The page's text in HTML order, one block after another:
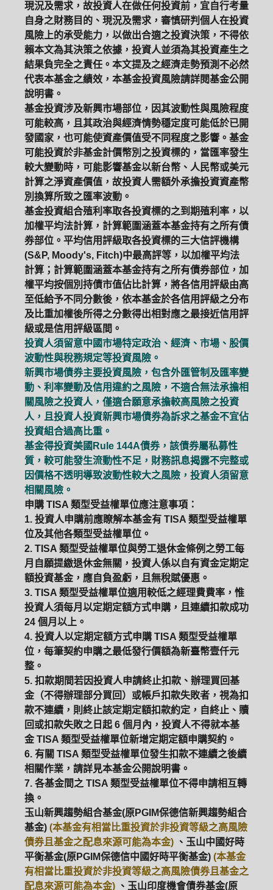
現況及需求，故投資人在做任何投資前，宜自行考量
自身之財務目的、現況及需求，審慎研判個人在投資
風險上的承受能力，以做出合適之投資決策，不得依
賴本文為其決策之依據，投資人並須為其投資產生之
結果負完全之責任。本文提及之經濟走勢預測不必然
代表本基金之績效，本基金投資風險請詳閱基金公開
說明書。
基金投資涉及新興市場部位，因其波動性與風險程度
可能較高，且其政治與經濟情勢穩定度可能低於已開
發國家，也可能使資產價值受不同程度之影響。基金
可能投資於非基金計價幣別之投資標的，當匯率發生
較大變動時，可能影響基金以新台幣、人民幣或美元
計算之淨資產價值，故投資人需額外承擔投資資產幣
別換算所致之匯率波動。
基金投資組合殖利率取各投資標的之到期殖利率，以
加權平均法計算，計算範圍涵蓋本基金持有之所有債
券部位。平均信用評級取各投資標的三大信評機構
(S&P, Moody's, Fitch)中最高評等，以加權平均法
計算；計算範圍涵蓋本基金持有之所有債券部位，加
權平均按個別持債市值佔比計算，將各信用評級由高
至低給予不同分數後，依本基金於各信用評級之分布
及比重加權後所得之分數得出相對應之最接近信用評
級或是信用評級區間。
投資人須留意中國市場特定政治、經濟、市場、股價
波動性與稅務規定等投資風險。
新興市場債券主要投資風險，包含外匯管制及匯率變
動、利率變動及信用違約之風險，不適合無法承擔相
關風險之投資人，僅適合願意承擔較高風險之投資
人，且投資人投資新興市場債券為訴求之基金不宜佔
投資組合過高比重。
基金得投資美國Rule 144A債券，該債券屬私募性
質，較可能發生流動性不足，財務訊息揭露不完整或
因價格不透明導致波動性較大之風險，投資人須留意
相關風險。
申購 TISA 類型受益權單位應注意事項：
1. 投資人申購前應瞭解本基金有 TISA 類型受益權單
位及其他各類型受益權單位。
2. TISA 類型受益權單位與勞工退休金條例之勞工每
月自願提繳退休金無關，投資人係以自有資金定期定
額投資基金，應自負盈虧，且無稅賦優惠。
3. TISA 類型受益權單位適用較低之經理費費率，惟
投資人須每月以定期定額方式申購，且連續扣款成功
24 個月以上。
4. 投資人以定期定額方式申購 TISA 類型受益權單
位，每筆契約申購之最低發行價額為新臺幣壹仟元
整。
5. 扣款期間若因投資人申請終止扣款、辦理買回基
金（不得辦理部分買回）或帳戶扣款失敗者，視為扣
款不連續，則終止該定期定額扣款約定，自終止、贖
回或扣款失敗之日起 6 個月內，投資人不得就本基
金 TISA 類型受益權單位新增定期定額申購契約。
6. 有關 TISA 類型受益權單位發生扣款不連續之後續
相關作業，請詳見本基金公開說明書。
7. 各基金間之 TISA 類型受益權單位不得申請相互轉
換。
玉山新興趨勢組合基金(原PGIM保德信新興趨勢組合
基金) (本基金有相當比重投資於非投資等級之高風險
債券且基金之配息來源可能為本金) 、玉山中國好時
平衡基金(原PGIM保德信中國好時平衡基金) (本基金
有相當比重投資於非投資等級之高風險債券且基金之
配息來源可能為本金) 、玉山印度機會債券基金(原